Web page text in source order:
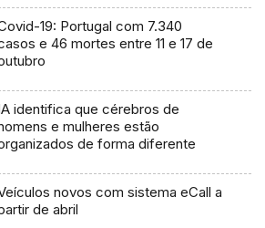
19: Portugal com 7.340
e 46 mortes entre 11 e 17 de
identifica que cérebros de
e mulheres estão
de forma diferente
novos com sistema eCall a
de abril